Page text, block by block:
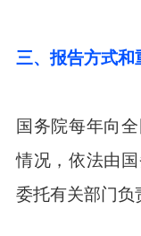
三、报告方式和
国务院每年向
情况，依法由
委托有关部门负